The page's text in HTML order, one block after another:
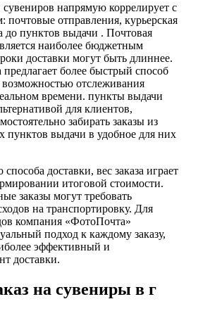
напрямую коррелирует с
отправления, курьерская
до пунктов выдачи . Почтовая
наиболее бюджетным
доставки могут быть длиннее.
предлагает более быстрый способ
возможностью отслеживания
времени. пункты выдачи
для клиентов,
забирать заказы из
пунктов выдачи в удобное для них
доставки, вес заказа играет
итоговой стоимости.
заказы могут требовать
на транспортировку. Для
компания «ФотоПочта»
подход к каждому заказу,
эффективный и
доставки.
на сувениры в г